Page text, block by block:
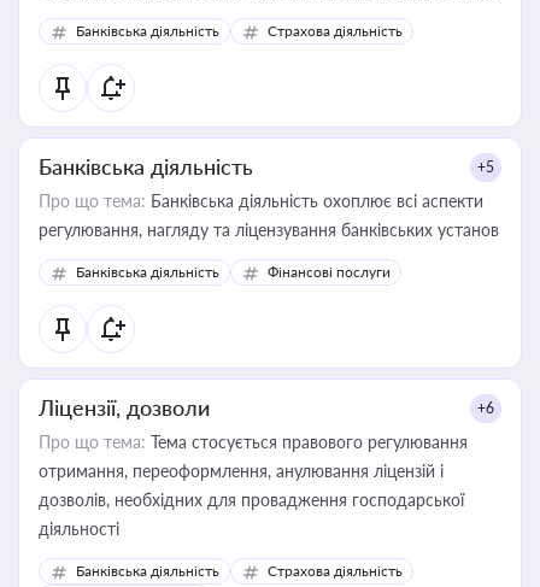
забезпечувати їх належне прийняття органами влади та
контрагентами
Банківська діяльність Страхова діяльність
Банківська діяльність +5
Про що тема: Банківська діяльність охоплює всі аспекти
регулювання, нагляду та ліцензування банківських установ
Банківська діяльність Фінансові послуги
Ліцензії, дозволи +6
Про що тема: Тема стосується правового регулювання
отримання, переоформлення, анулювання ліцензій і
дозволів, необхідних для провадження господарської
діяльності
Банківська діяльність
Страхова діяльність